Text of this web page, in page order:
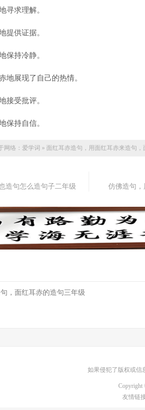
寻求理解。
提供证据。
保持冷静。
地展现了自己的热情。
接受批评。
保持自信。
网络： 爱学词 » 面红耳赤造句，用面红耳赤来造句
造句怎么造句子二年级
仿佛造句
，面红耳赤的造句三年级
如果侵犯了版权或信
Copyright
友情链